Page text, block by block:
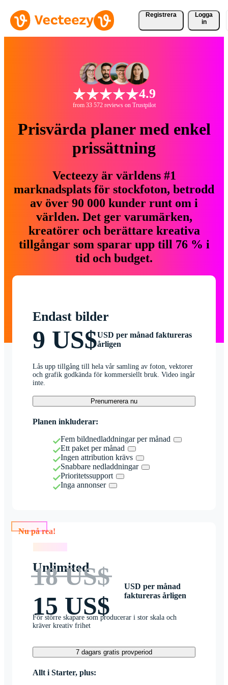
Registrera
Logga
in
4.9
from 33 572 reviews on Trustpilot
Prisvärda planer med enkel
prissättning
Vecteezy är världens #1
marknadsplats för stockfoton, betrodd
av över 90 000 kunder runt om i
världen. Det ger varumärken,
kreatörer och berättare kreativa
tillgångar som sparar upp till 76 % i
tid och budget.
Endast bilder
9 US$USD per månad faktureras
årligen
Lås upp tillgång till hela vår samling av foton, vektorer
och grafik godkända för kommersiellt bruk. Video ingår
inte.
Prenumerera nu
Planen inkluderar:
Fem bildnedladdningar per månad
Ett paket per månad
Ingen attribution krävs
Snabbare nedladdningar
Prioritetssupport
Inga annonser
Nu på rea!
Unlimited
18 US$
15 US$
USD per månad
faktureras årligen
För större skapare som producerar i stor skala och
kräver kreativ frihet
7 dagars gratis provperiod
Allt i Starter, plus: